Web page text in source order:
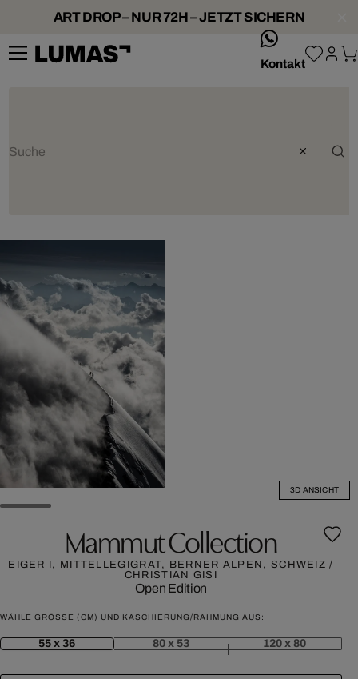
ART DROP – NUR 72H – JETZT SICHERN
Kontakt
3D ANSICHT
Mammut Collection
EIGER I, MITTELLEGIGRAT, BERNER ALPEN, SCHWEIZ /
CHRISTIAN GISI
Open Edition
WÄHLE GRÖSSE (CM) UND KASCHIERUNG/RAHMUNG AUS:
55 x 36 80 x 53 120 x 80